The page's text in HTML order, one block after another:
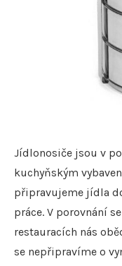
Jídlonosiče jsou v
kuchyňským
připravujeme jídla
práce. V porovnání
restauracích nás
se nepřipravíme o